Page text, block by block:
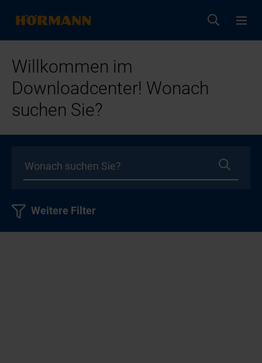
Willkommen im
Downloadcenter! Wonach
suchen Sie?
Weitere Filter